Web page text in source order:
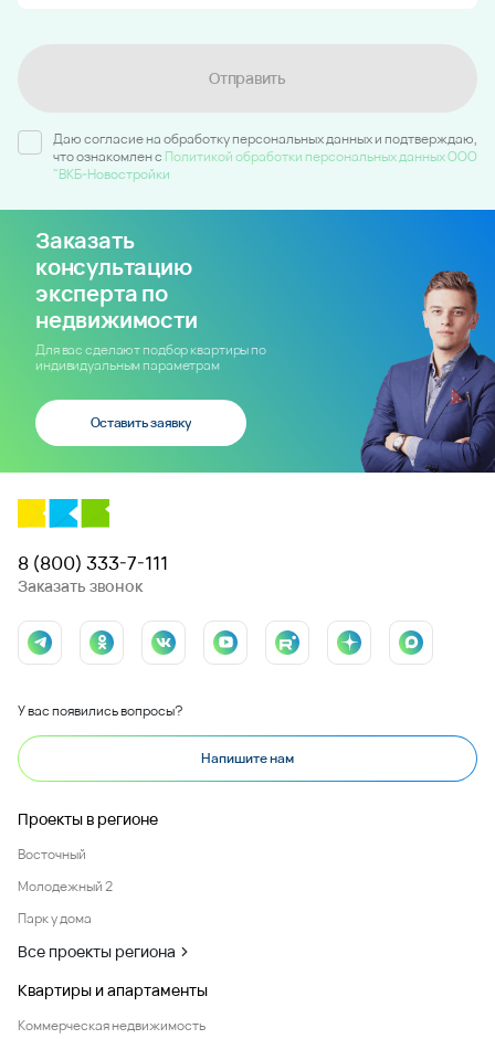
Отправить
Даю согласие на обработку персональных данных и подтверждаю,
что ознакомлен c Политикой обработки персональных данных ООО
"ВКБ-Новостройки
Заказать
консультацию
эксперта по
недвижимости
Для вас сделают подбор квартиры по
индивидуальным параметрам
Оставить заявку
8 (800) 333-7-111
Заказать звонок
У вас появились вопросы?
Напишите нам
Проекты в регионе
Восточный
Молодежный 2
Парк у дома
Все проекты региона
Квартиры и апартаменты
Коммерческая недвижимость